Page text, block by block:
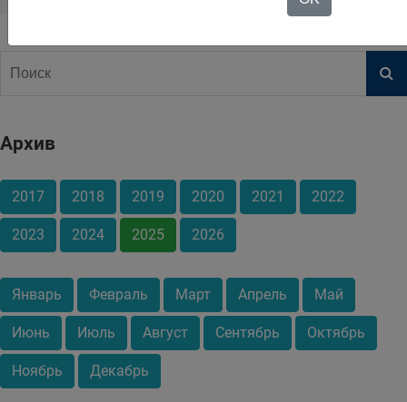
Архив
2017 2018 2019 2020 2021 2022
2023 2024 2025 2026
Январь Февраль Март Апрель Май
Июнь Июль Август Сентябрь Октябрь
Ноябрь Декабрь